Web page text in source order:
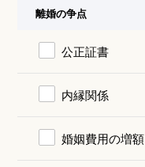
離婚の争点
公正証書
内縁関係
婚姻費用の増額